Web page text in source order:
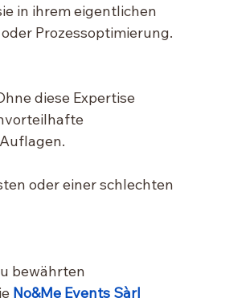
in ihrem eigentlichen
Prozessoptimierung.
diese Expertise
oder einer schlechten
bewährten
No&Me Events Sàrl